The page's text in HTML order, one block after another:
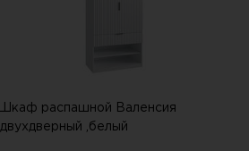
Шкаф распашной Валенсия
,двухдверный ,белый